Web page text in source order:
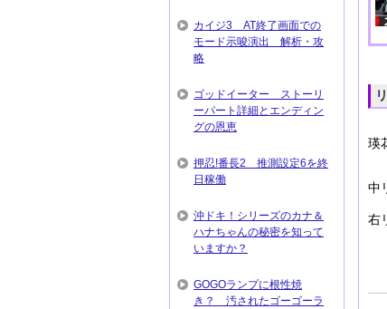
瑛
中
右
カイジ3 AT終了画面での
モード示唆演出 解析・攻
略
ゴッドイーター ストーリ
ーパート詳細とエンディン
グの恩恵
押忍!番長2 推測設定6を終
日稼働
沖ドキ！シリーズのカナ＆
ハナちゃんの秘密を知って
いますか？
GOGOランプに根性焼
き？ 汚されたゴーゴーラ